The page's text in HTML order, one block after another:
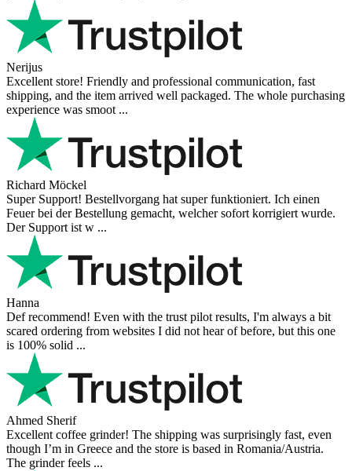
Nerijus
Excellent store! Friendly and professional communication, fast
shipping, and the item arrived well packaged. The whole purchasing
experience was smoot ...
Richard Möckel
Super Support! Bestellvorgang hat super funktioniert. Ich einen
Feuer bei der Bestellung gemacht, welcher sofort korrigiert wurde.
Der Support ist w ...
Hanna
Def recommend! Even with the trust pilot results, I'm always a bit
scared ordering from websites I did not hear of before, but this one
is 100% solid ...
Ahmed Sherif
Excellent coffee grinder! The shipping was surprisingly fast, even
though I’m in Greece and the store is based in Romania/Austria.
The grinder feels ...